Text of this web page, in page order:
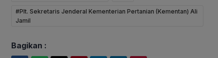
#Plt. Sekretaris Jenderal Kementerian Pertanian (Kementan) Ali
Jamil
Bagikan :